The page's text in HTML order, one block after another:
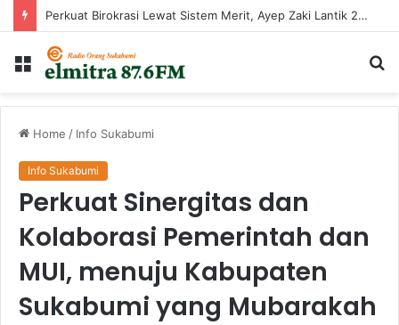
Perkuat Birokrasi Lewat Sistem Merit, Ayep Zaki Lantik 24 Pejabat
Menu
Home / Info Sukabumi
Info Sukabumi
Perkuat Sinergitas dan
Kolaborasi Pemerintah dan
MUI, menuju Kabupaten
Sukabumi yang Mubarakah